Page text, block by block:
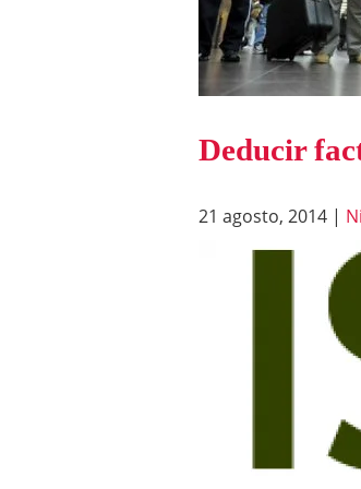
Deducir
21 agosto, 2014 |